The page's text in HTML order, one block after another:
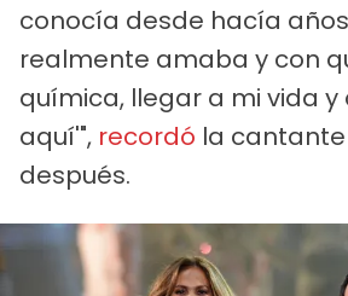
conocía desde hacía
realmente amaba y con
química, llegar a mi vida y
aquí'", recordó la
después.